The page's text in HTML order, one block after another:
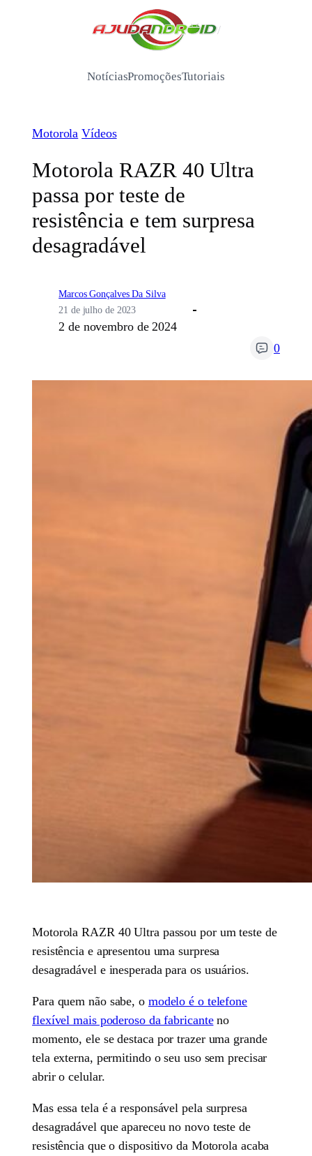
/
NotíciasPromoçõesTutoriais
Motorola Vídeos
Motorola RAZR 40 Ultra
passa por teste de
resistência e tem surpresa
desagradável
Marcos Gonçalves Da Silva
21 de julho de 2023
2 de novembro de 2024
0
Motorola RAZR 40 Ultra passou por um teste de
resistência e apresentou uma surpresa
desagradável e inesperada para os usuários.
Para quem não sabe, o modelo é o telefone
flexível mais poderoso da fabricanteno
momento, ele se destaca por trazer uma grande
tela externa, permitindo o seu uso sem precisar
abrir o celular.
Mas essa tela é a responsável pela surpresa
desagradável que apareceu no novo teste de
resistência que o dispositivo da Motorola acaba